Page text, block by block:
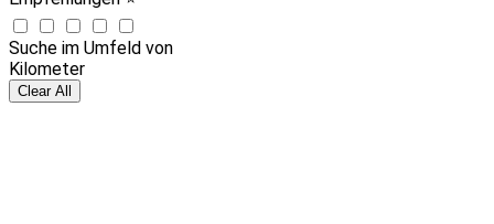
Suche im Umfeld von
Kilometer
Clear All